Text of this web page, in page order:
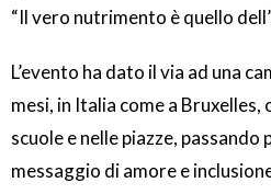
“Il vero nutrimento è quello
L’evento ha dato il via ad una
mesi, in Italia come a
scuole e nelle piazze,
messaggio di amore e